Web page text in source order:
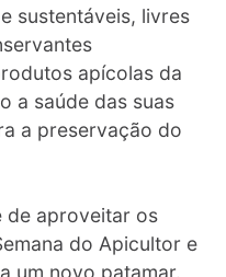
sustentáveis, livres
apícolas da
a saúde das suas
a preservação do
de aproveitar os
do Apicultor e
um novo patamar.